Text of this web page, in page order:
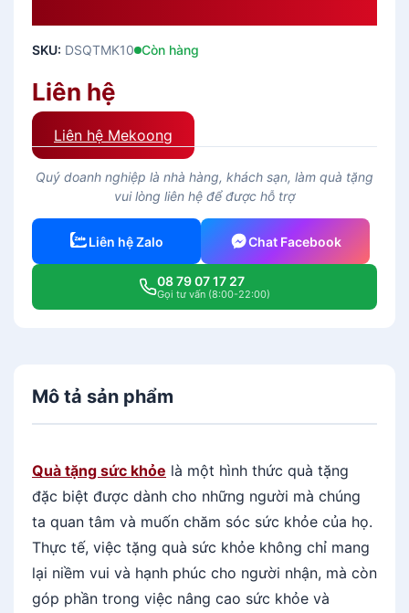
SKU: DSQTMK10 Còn hàng
Liên hệ
Liên hệ Mekoong
Quý doanh nghiệp là nhà hàng, khách sạn, làm quà tặng
vui lòng liên hệ để được hỗ trợ
Liên hệ Zalo Chat Facebook
08 79 07 17 27
Gọi tư vấn (8:00-22:00)
Mô tả sản phẩm
Quà tặng sức khỏe là một hình thức quà tặng
đặc biệt được dành cho những người mà chúng
ta quan tâm và muốn chăm sóc sức khỏe của họ.
Thực tế, việc tặng quà sức khỏe không chỉ mang
lại niềm vui và hạnh phúc cho người nhận, mà còn
góp phần trong việc nâng cao sức khỏe và